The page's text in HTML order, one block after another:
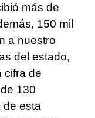
más de
150 mil
a nuestro
del estado,
cifra de
130
de esta